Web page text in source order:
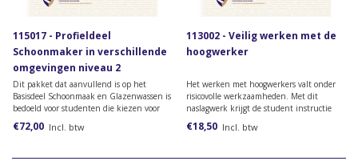
115017 - Profieldeel
Schoonmaker in verschillende
omgevingen niveau 2
Dit pakket dat aanvullend is op het
Basisdeel Schoonmaak en Glazenwassen is
bedoeld voor studenten die kiezen voor
het profiel Schoonmaker in verschillende
omgevingen niveau 2.
€72,00 Incl. btw
113002 - Veilig werken met de
hoogwerker
Het werken met hoogwerkers valt onder
risicovolle werkzaamheden. Met dit
naslagwerk krijgt de student instructie
over de juiste werkwijze.
€18,50 Incl. btw